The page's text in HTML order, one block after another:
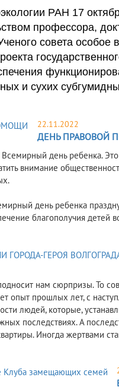
РАН 17
профессора,
совета особое
и сухих
22.11.2022
ДЕНЬ ПРАВОВОЙ
Всемирный день ребенка.
внимание
день ребенка
благополучия детей
нам сюрпризы. То
опыт прошлых лет, с
людей, которые,
последствиях. А
Иногда жертвами